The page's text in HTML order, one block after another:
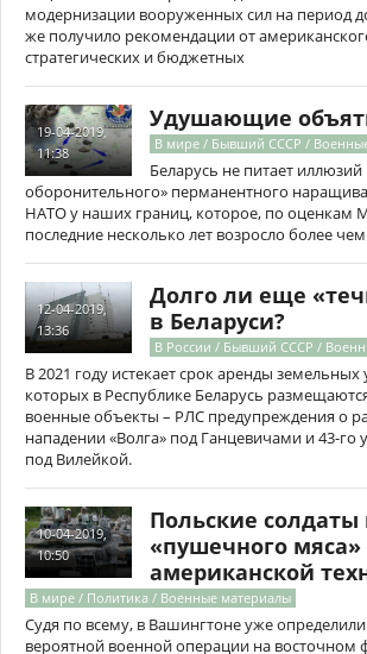
модернизации вооруженных сил на период
же получило рекомендации от
стратегических и бюджетных
19-04-2019,
11:38
Удушающие
В мире / Бывший СССР /
Беларусь не питает
оборонительного» перманентного
НАТО у наших границ, которое, по оценкам
последние несколько лет возросло более чем
12-04-2019,
13:36
Долго ли еще
в Беларуси?
В России / Бывший СССР /
В 2021 году истекает срок аренды земельных
которых в Республике Беларусь
военные объекты – РЛС предупреждения о
нападении «Волга» под Ганцевичами и 43-го
под Вилейкой.
10-04-2019,
10:50
Польские солдаты
«пушечного мяса»
американской
В мире / Политика / Военные материалы
Судя по всему, в Вашингтоне уже
вероятной военной операции на восточном